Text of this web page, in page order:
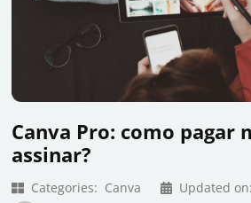
Canva Pro: como pagar
assinar?
Categories: Canva Updated on: